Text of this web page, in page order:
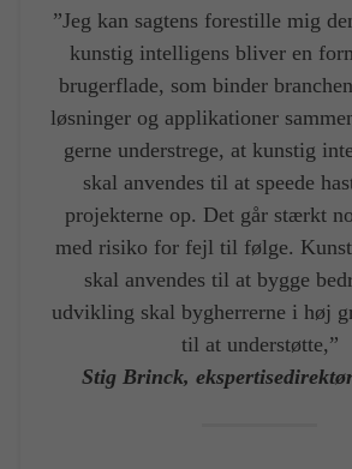
”Jeg kan sagtens forestille mig
kunstig intelligens bliver en
brugerflade, som binder
løsninger og applikationer
gerne understrege, at kunstig
skal anvendes til at speede
projekterne op. Det går stærkt
med risiko for fejl til følge.
skal anvendes til at bygge
udvikling skal bygherrerne i høj
til at understøtte,”
Stig Brinck,